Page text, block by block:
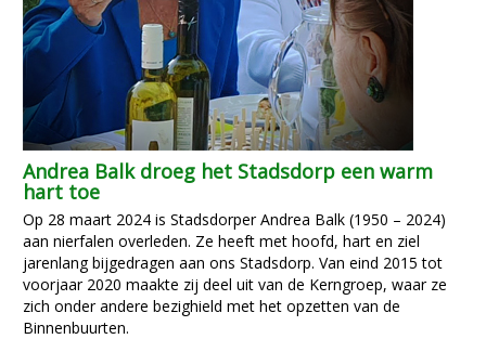
Andrea Balk droeg het Stadsdorp een warm
hart toe
Op 28 maart 2024 is Stadsdorper Andrea Balk (1950 – 2024)
aan nierfalen overleden. Ze heeft met hoofd, hart en ziel
jarenlang bijgedragen aan ons Stadsdorp. Van eind 2015 tot
voorjaar 2020 maakte zij deel uit van de Kerngroep, waar ze
zich onder andere bezighield met het opzetten van de
Binnenbuurten.